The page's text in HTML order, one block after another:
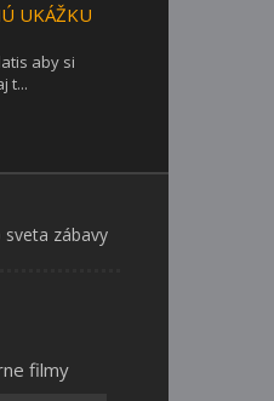
UKÁŽKU
aby si
t...
zábavy
filmy